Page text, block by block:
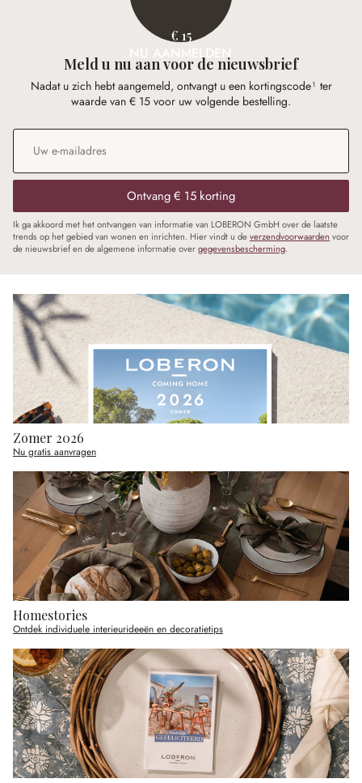
€ 15
NU AANMELDEN
Meld u nu aan voor de nieuwsbrief
Nadat u zich hebt aangemeld, ontvangt u een kortingscode¹ ter
waarde van € 15 voor uw volgende bestelling.
E-mailadres
Ontvang € 15 korting
Ik ga akkoord met het ontvangen van informatie van LOBERON GmbH over de laatste
trends op het gebied van wonen en inrichten. Hier vindt u deverzendvoorwaarden voor
de nieuwsbrief en de algemene informatie overgegevensbescherming.
Zomer 2026
Nu gratis aanvragen
Homestories
Ontdek individuele interieurideeën en decoratietips